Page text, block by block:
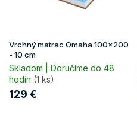
u
k
t
o
v
Vrchný matrac Omaha 100x200
- 10 cm
Skladom | Doručíme do 48
hodín (1 ks)
129 €